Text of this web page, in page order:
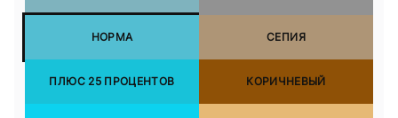
НОРМА
ПЛЮС 25 ПРОЦЕНТОВ
СЕПИЯ
КОРИЧНЕВЫЙ